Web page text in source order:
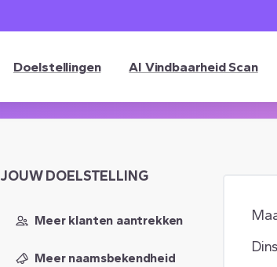
Doelstellingen AI Vindbaarheid Scan
JOUWDOELSTELLING
Meer klanten aantrekken
Meer naamsbekendheid